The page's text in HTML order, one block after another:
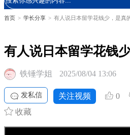
首页 > 学长分享 > 有人说日本留学花钱少，是真
有人说日本留学花钱
铁锤学姐 2025/08/04 13:06
发私信 关注视频 0
收藏